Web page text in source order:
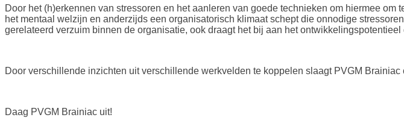
Door het (h)erkennen van stressoren en het aanleren van goede technieken om hiermee
het mentaal welzijn en anderzijds een organisatorisch klimaat schept die onnodige
gerelateerd verzuim binnen de organisatie, ook draagt het bij aan het
Door verschillende inzichten uit verschillende werkvelden te koppelen slaagt PVGM
Daag PVGM Brainiac uit!